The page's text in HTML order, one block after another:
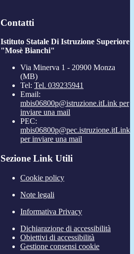
Contatti
Istituto Statale Di Istruzione Superiore
"Mosè Bianchi"
Via Minerva 1 - 20900 Monza
(MB)
Tel: Tel. 039235941
Email:
mbis06800p@istruzione.itLink per
inviare una mail
PEC:
mbis06800p@pec.istruzione.itLink
per inviare una mail
Sezione Link Utili
Cookie policy
Note legali
Informativa Privacy
Dichiarazione di accessibilità
Obiettivi di accessibilità
Gestione consensi cookie